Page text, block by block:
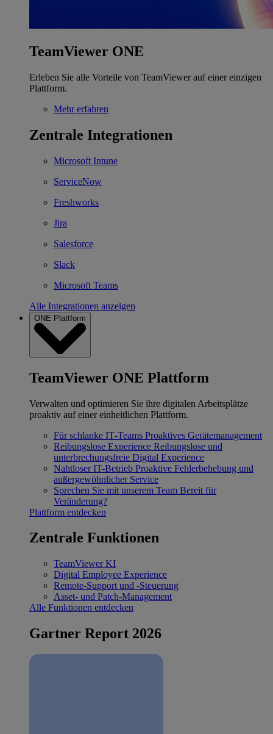
TeamViewer ONE
Erleben Sie alle Vorteile von TeamViewer auf einer einzigen
Plattform.
Mehr erfahren
Zentrale Integrationen
Microsoft Intune
ServiceNow
Freshworks
Jira
Salesforce
Slack
Microsoft Teams
Alle Integrationen anzeigen
ONE Plattform
TeamViewer ONE Plattform
Verwalten und optimieren Sie ihre digitalen Arbeitsplätze
proaktiv auf einer einheitlichen Plattform.
Für schlanke IT‐Teams Proaktives Gerätemanagement
Reibungslose Experience Reibungslose und
unterbrechungsfreie Digital Experience
Nahtloser IT-Betrieb Proaktive Fehlerbehebung und
außergewöhnlicher Service
Sprechen Sie mit unserem Team Bereit für
Veränderung?
Plattform entdecken
Zentrale Funktionen
TeamViewer KI
Digital Employee Experience
Remote-Support und -Steuerung
Asset- und Patch-Management
Alle Funktionen entdecken
Gartner Report 2026